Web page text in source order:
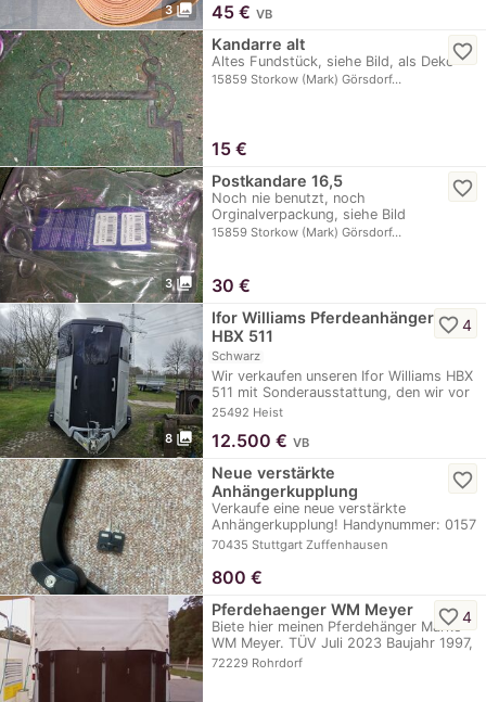
3 photo_library 45 € VB
Kandarre alt
Altes Fundstück, siehe Bild, als Deko
15859 Storkow (Mark) Görsdorf…
favorite_border
15 €
3 photo_library
Postkandare 16,5
Noch nie benutzt, noch
Orginalverpackung, siehe Bild
15859 Storkow (Mark) Görsdorf…
favorite_border
30 €
8 photo_library
Ifor Williams Pferdeanhänger
HBX 511
Schwarz
Wir verkaufen unseren Ifor Williams HBX
511 mit Sonderausstattung, den wir vor
4…
25492 Heist
favorite_border4
12.500 € VB
Neue verstärkte
Anhängerkupplung
Verkaufe eine neue verstärkte
Anhängerkupplung! Handynummer: 0157
51577787
70435 Stuttgart Zuffenhausen
favorite_border
800 €
Pferdehaenger WM Meyer
Biete hier meinen Pferdehänger Marke
WM Meyer. TÜV Juli 2023 Baujahr 1997,
…
72229 Rohrdorf
favorite_border4